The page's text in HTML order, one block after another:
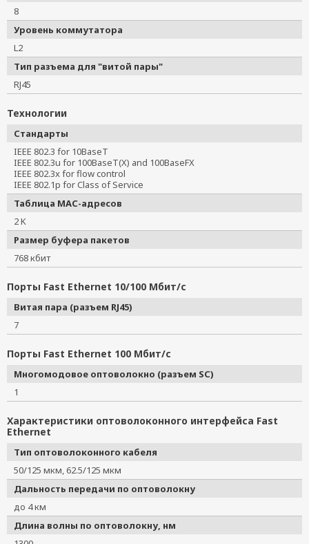
8
Уровень коммутатора
L2
Тип разъема для "витой пары"
RJ45
Технологии
Стандарты
IEEE 802.3 for 10BaseT
IEEE 802.3u for 100BaseT(X) and 100BaseFX
IEEE 802.3x for flow control
IEEE 802.1p for Class of Service
Таблица MAC-адресов
2 K
Размер буфера пакетов
768 кбит
Порты Fast Ethernet 10/100 Мбит/с
Витая пара (разъем RJ45)
7
Порты Fast Ethernet 100 Мбит/с
Многомодовое оптоволокно (разъем SC)
1
Характеристики оптоволоконного интерфейса Fast
Ethernet
Тип оптоволоконного кабеля
50/125 мкм, 62.5/125 мкм
Дальность передачи по оптоволокну
до 4 км
Длина волны по оптоволокну, нм